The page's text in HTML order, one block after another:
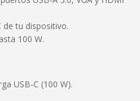
de tu dispositivo.
100 W.
USB-C (100 W).